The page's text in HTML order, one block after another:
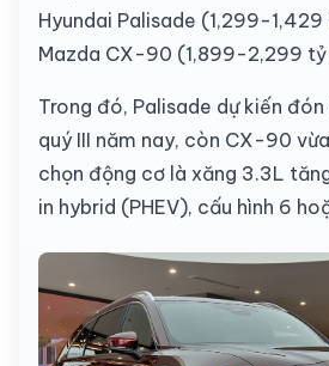
Hyundai Palisade (1,299-
Mazda CX-90 (1,899-2,299
Trong đó, Palisade dự kiến
quý III năm nay, còn CX-90
chọn động cơ là xăng 3.3L
in hybrid (PHEV), cấu hình 6